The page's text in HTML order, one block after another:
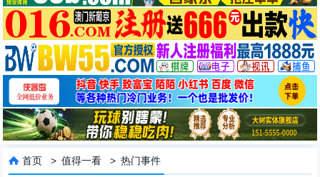
 首页 >值得一看 >热门事件